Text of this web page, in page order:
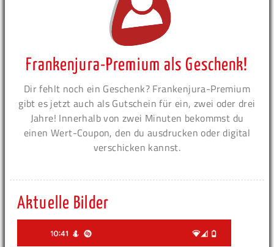
Frankenjura-Premium als Geschenk!
Dir fehlt noch ein Geschenk? Frankenjura-Premium
gibt es jetzt auch als Gutschein für ein, zwei oder drei
Jahre! Innerhalb von zwei Minuten bekommst du
einen Wert-Coupon, den du ausdrucken oder digital
verschicken kannst.
Aktuelle Bilder